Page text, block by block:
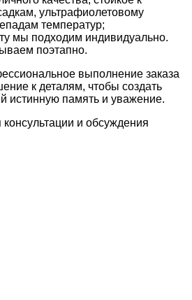
ультрафиолетовому
температур;
мы подходим индивидуально.
поэтапно.
выполнение заказа
к деталям, чтобы создать
истинную память и уважение.
и обсуждения